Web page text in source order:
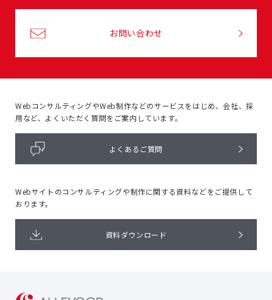
お問い合わせ
WebコンサルティングやWeb制作などのサービスをはじめ、会社、採
用など、よくいただく質問をご案内しています。
よくあるご質問
Webサイトのコンサルティングや制作に関する資料などをご提供して
おります。
資料ダウンロード